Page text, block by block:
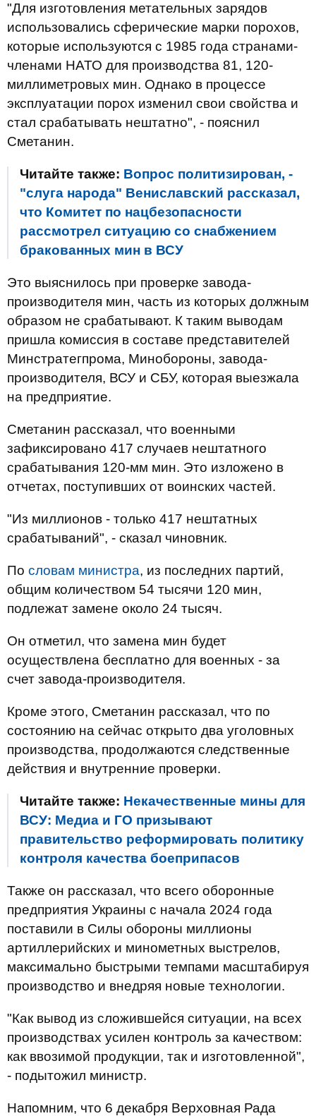
"Для изготовления метательных зарядов
использовались сферические марки порохов,
которые используются с 1985 года странами-
членами НАТО для производства 81, 120-
миллиметровых мин. Однако в процессе
эксплуатации порох изменил свои свойства и
стал срабатывать нештатно", - пояснил
Сметанин.
Читайте также: Вопрос политизирован, -
"слуга народа" Вениславский рассказал,
что Комитет по нацбезопасности
рассмотрел ситуацию со снабжением
бракованных мин в ВСУ
Это выяснилось при проверке завода-
производителя мин, часть из которых должным
образом не срабатывают. К таким выводам
пришла комиссия в составе представителей
Минстратегпрома, Минобороны, завода-
производителя, ВСУ и СБУ, которая выезжала
на предприятие.
Сметанин рассказал, что военными
зафиксировано 417 случаев нештатного
срабатывания 120-мм мин. Это изложено в
отчетах, поступивших от воинских частей.
"Из миллионов - только 417 нештатных
срабатываний", - сказал чиновник.
По словам министра, из последних партий,
общим количеством 54 тысячи 120 мин,
подлежат замене около 24 тысяч.
Он отметил, что замена мин будет
осуществлена бесплатно для военных - за
счет завода-производителя.
Кроме этого, Сметанин рассказал, что по
состоянию на сейчас открыто два уголовных
производства, продолжаются следственные
действия и внутренние проверки.
Читайте также: Некачественные мины для
ВСУ: Медиа и ГО призывают
правительство реформировать политику
контроля качества боеприпасов
Также он рассказал, что всего оборонные
предприятия Украины с начала 2024 года
поставили в Силы обороны миллионы
артиллерийских и минометных выстрелов,
максимально быстрыми темпами масштабируя
производство и внедряя новые технологии.
"Как вывод из сложившейся ситуации, на всех
производствах усилен контроль за качеством:
как ввозимой продукции, так и изготовленной",
- подытожил министр.
Напомним, что 6 декабря Верховная Рада